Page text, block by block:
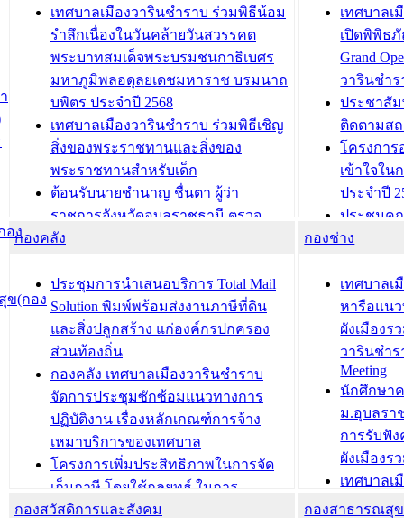
อง
ข(กอง
เทศบาลเมืองวารินชำราบ ร่วมพิธีน้อม
รำลึกเนื่องในวันคล้ายวันสวรรคต
พระบาทสมเด็จพระบรมชนกาธิเบศร
มหาภูมิพลอดุลยเดชมหาราช บรมนาถ
บพิตร ประจำปี 2568
เทศบาลเมืองวารินชำราบ ร่วมพิธีเชิญ
สิ่งของพระราชทานและสิ่งของ
พระราชทานสำหรับเด็ก
ต้อนรับนายชำนาญ ชื่นตา ผู้ว่า
ราชการจังหวัดอุบลราชธานี ตรวจ
ความเรียบร้อยของสถานที่ในการเตรี
องคมนตรี
สำนักทะเบียนท้องถิ่นเทศบาลเมือง
วารินชำราบ ดำเนินการมอบทะเบียน
บ้าน ทร.14 และบัตรประจำตัว
ประชาชนบุคคลประเภท 8 แก่บุคคลที่
ได้รับการเพิ่มชื่อในทะเบียนบ้าน
(ท.ร.14) กรณีคนไม่มีสัญชาติไทยได้รับ
อนุญาตให้มีถิ่นที่อยู่
ประชุมคณะกรรมการประเมินผลการ
ควบคุมภายในของ สำนัก/กอง/
โรงเรียน/ศูนย์พัฒนาเด็กเล็ก/สถานธนา
เทศบาลเ
เปิดพิพิธภั
Grand
วารินชำร
ประชาสัม
ติดตามส
โครงกา
เข้าใจใน
ประจำปี
ประชุมค
ความเสี่ย
ประชุมที
ชีวา สร้า
ขับเคลื่อน
“เมืองแห่
บทความ อื่นๆ ...
กองคลัง
ประชุมการนำเสนอบริการ Total Mail
Solution พิมพ์พร้อมส่งงานภาษีที่ดิน
และสิ่งปลูกสร้าง แก่องค์กรปกครอง
ส่วนท้องถิ่น
กองคลัง เทศบาลเมืองวารินชำราบ
จัดการประชุมซักซ้อมแนวทางการ
ปฏิบัติงาน เรื่องหลักเกณฑ์การจ้าง
เหมาบริการของเทศบาล
โครงการเพิ่มประสิทธิภาพในการจัด
เก็บภาษี โดยใช้กลยุทธ์ ในการ
พัฒนาการจัดเก็บรายได้ ประจำปี พ.ศ.
กองช่าง
เทศบาลเ
หารือแน
ผังเมืองร
วารินชำร
Meeting
นักศึกษา
ม.อุบลรา
การรับฟั
ผังเมืองร
เทศบาลเ
โครงการ
กองสวัสดิการและสังคม กองสาธารณสุ